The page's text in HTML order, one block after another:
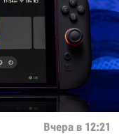
Вчера в 12:21